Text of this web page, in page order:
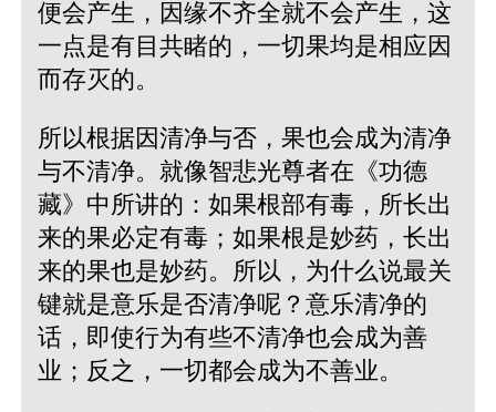
便会产生，因缘不齐全就不会产生，这
一点是有目共睹的，一切果均是相应因
而存灭的。
所以根据因清净与否，果也会成为清净
与不清净。就像智悲光尊者在《功德
藏》中所讲的：如果根部有毒，所长出
来的果必定有毒；如果根是妙药，长出
来的果也是妙药。所以，为什么说最关
键就是意乐是否清净呢？意乐清净的
话，即使行为有些不清净也会成为善
业；反之，一切都会成为不善业。